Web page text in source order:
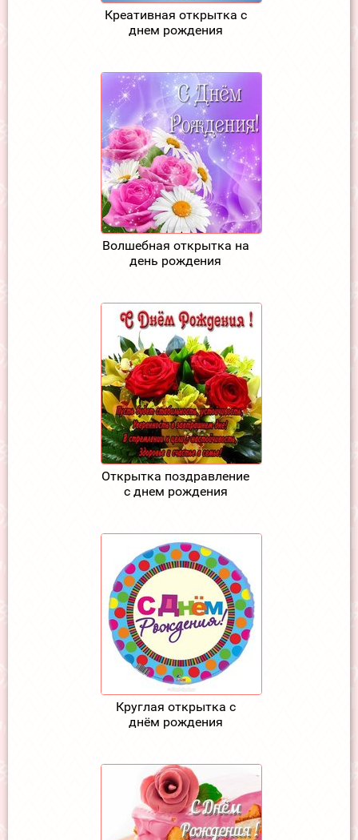
Креативная открытка с
днем рождения
Волшебная открытка на
день рождения
Открытка поздравление
с днем рождения
Круглая открытка с
днём рождения